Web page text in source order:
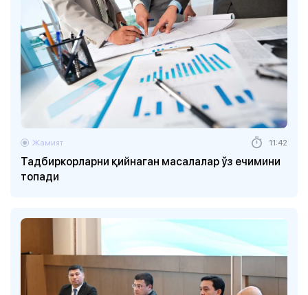
Тадбиркорларни қийнаган масалалар ўз ечимини
топади
Жамият 11:42